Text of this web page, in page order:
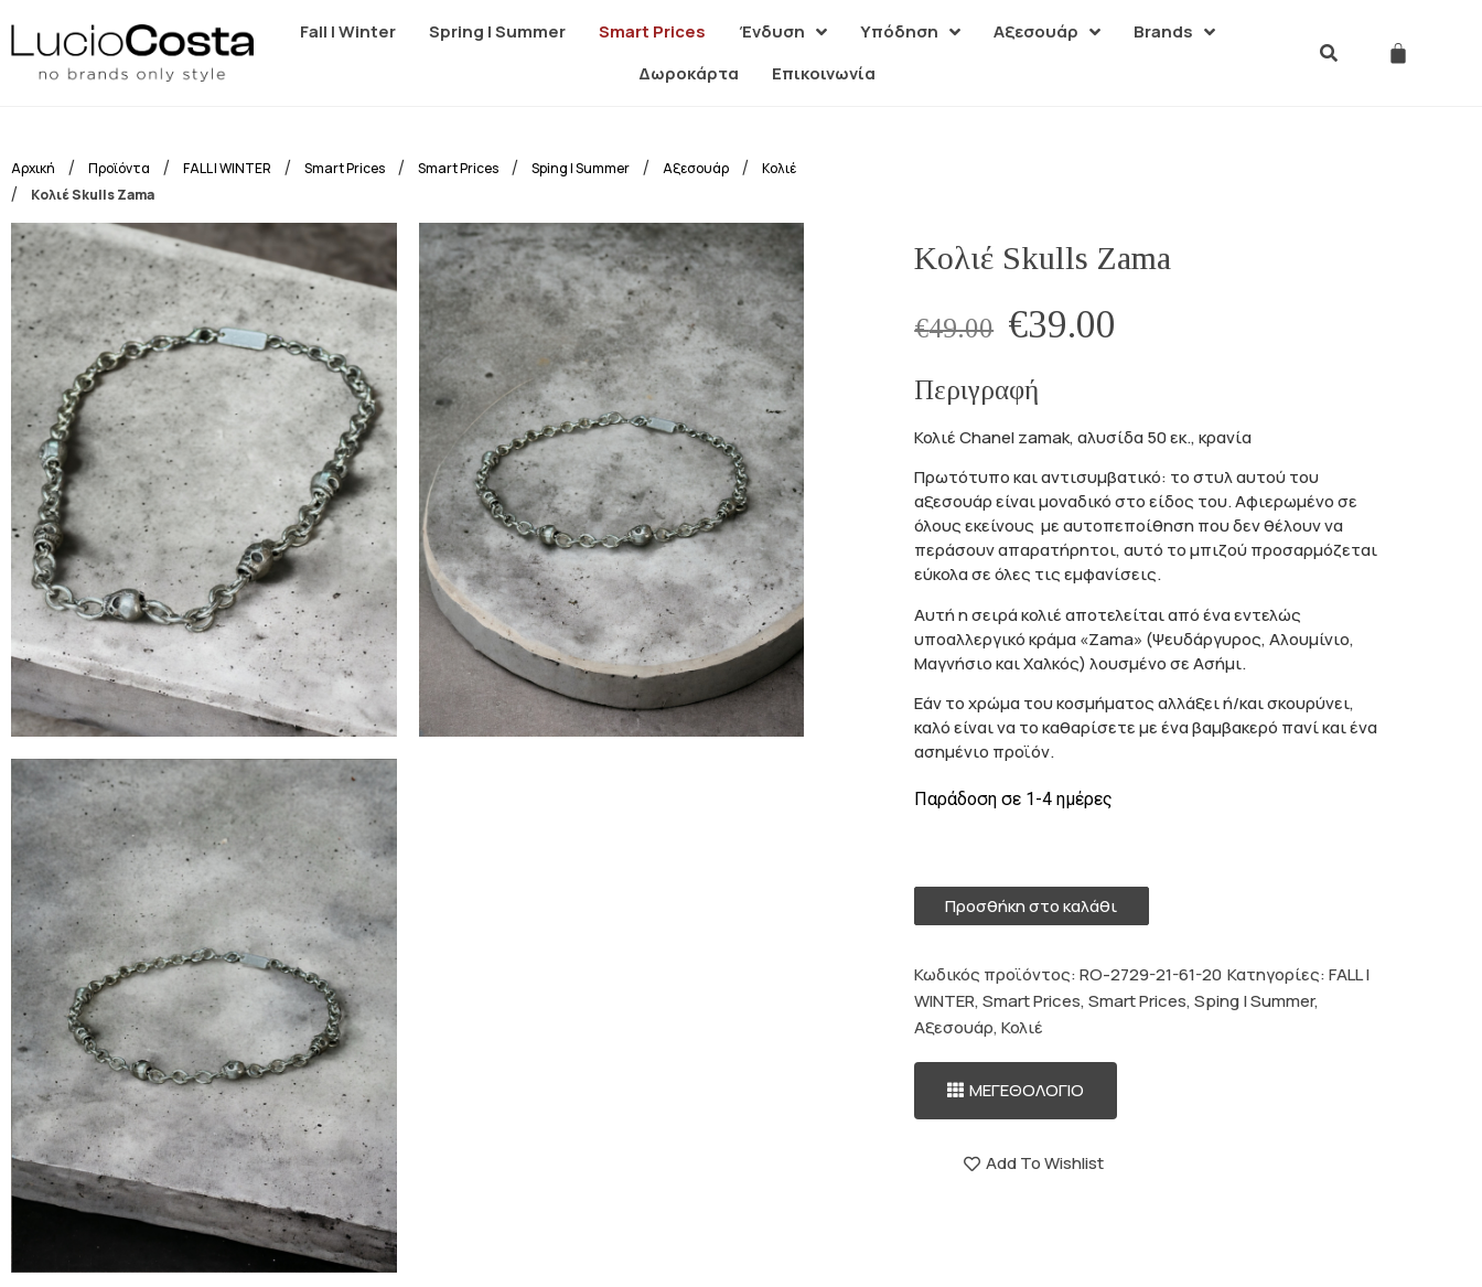
Fall | Winter Spring | Summer Smart Prices Ένδυση Υπόδηση Αξεσουάρ
Brands
Δωροκάρτα
Επικοινωνία
Αρχική / Προϊόντα / FALL | WINTER / Smart Prices / Smart Prices / Sping | Summer / Αξεσουάρ / Κολιέ
/ Κολιέ Skulls Zama
Κολιέ Skulls Zama
€49.00 €39.00
Περιγραφή
Κολιέ Chanel zamak, αλυσίδα 50 εκ., κρανία
Πρωτότυπο και αντισυμβατικό: το στυλ αυτού του
αξεσουάρ είναι μοναδικό στο είδος του. Αφιερωμένο σε
όλους εκείνους με αυτοπεποίθηση που δεν θέλουν να
περάσουν απαρατήρητοι, αυτό το μπιζού προσαρμόζεται
εύκολα σε όλες τις εμφανίσεις.
Αυτή η σειρά κολιέ αποτελείται από ένα εντελώς
υποαλλεργικό κράμα «Zama» (Ψευδάργυρος, Αλουμίνιο,
Μαγνήσιο και Χαλκός) λουσμένο σε Ασήμι.
Εάν το χρώμα του κοσμήματος αλλάξει ή/και σκουρύνει,
καλό είναι να το καθαρίσετε με ένα βαμβακερό πανί και ένα
ασημένιο προϊόν.
Παράδοση σε 1-4 ημέρες
Προσθήκη στο καλάθι
Κωδικός προϊόντος:RO-2729-21-61-20 Κατηγορίες:FALL |
WINTER,Smart Prices,Smart Prices,Sping | Summer,
Αξεσουάρ,Κολιέ
ΜΕΓΕΘΟΛΟΓΙΟ
Add To Wishlist